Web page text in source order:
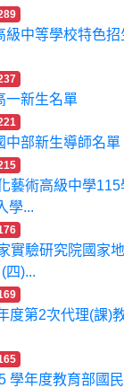
級中等學校特色
一新生名單
中部新生導師名單
藝術高級中學
學...
實驗研究院國家
四)...
度第2次代理(課)
學年度教育部國